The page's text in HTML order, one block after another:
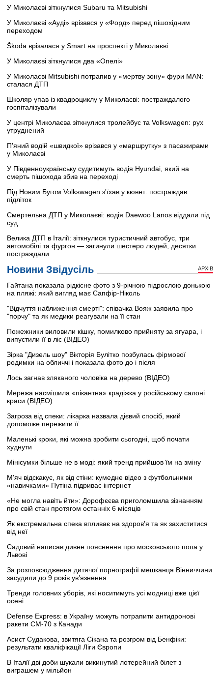
У Миколаєві зіткнулися Subaru та Mitsubishi
У Миколаєві «Ауді» врізався у «Форд» перед пішохідним
переходом
Škoda врізалася у Smart на проспекті у Миколаєві
У Миколаєві зіткнулися два «Опелі»
У Миколаєві Mitsubishi потрапив у «мертву зону» фури MAN:
сталася ДТП
Школяр упав із квадроциклу у Миколаєві: постраждалого
госпіталізували
У центрі Миколаєва зіткнулися тролейбус та Volkswagen: рух
утруднений
П'яний водій «швидкої» врізався у «маршрутку» з пасажирами
у Миколаєві
У Південноукраїнську судитимуть водія Hyundai, який на
смерть пішохода збив на переході
Під Новим Бугом Volkswagen з'їхав у кювет: постраждав
підліток
Смертельна ДТП у Миколаєві: водія Daewoo Lanos віддали під
суд
Велика ДТП в Італії: зіткнулися туристичний автобус, три
автомобілі та фургон — загинули шестеро людей, десятки
постраждали
Новини Звідусіль АРХІВ
Гайтана показала рідкісне фото з 9-річною підрослою донькою
на пляжі: який вигляд має Сапфір-Ніколь
"Відчуття наближення смерті": співачка Вояж заявила про
"порчу" та як медики реагували на її стан
Пожежники виловили кішку, помилково прийняту за ягуара, і
випустили її в ліс (ВІДЕО)
Зірка "Дизель шоу" Вікторія Булітко позбулась фірмової
родимки на обличчі і показала фото до і після
Лось загнав зляканого чоловіка на дерево (ВІДЕО)
Мережа насмішила «пікантна» крадіжка у російському салоні
краси (ВІДЕО)
Загроза від спеки: лікарка назвала дієвий спосіб, який
допоможе пережити її
Маленькі кроки, які можна зробити сьогодні, щоб почати
худнути
Мінісумки більше не в моді: який тренд прийшов їм на зміну
М'яч відскакує, як від стіни: кумедне відео з футбольними
«навичками» Путіна підриває інтернет
«Не могла навіть йти»: Дорофєєва приголомшила зізнанням
про свій стан протягом останніх 6 місяців
Як екстремальна спека впливає на здоров’я та як захиститися
від неї
Садовий написав дивне пояснення про московського попа у
Львові
За розповсюдження дитячої порнографії мешканця Вінниччини
засудили до 9 років ув’язнення
Тренди головних уборів, які носитимуть усі модниці вже цієї
осені
Defense Express: в Україну можуть потрапити антидронові
ракети CM-70 з Канади
Асист Судакова, звитяга Сікана та розгром від Бенфіки:
результати кваліфікації Ліги Європи
В Італії дві доби шукали викинутий лотерейний білет з
виграшем у мільйон